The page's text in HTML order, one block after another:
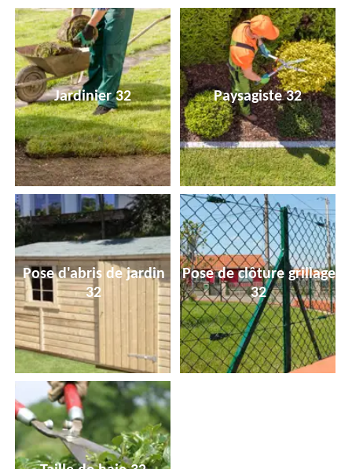
Jardinier 32 Paysagiste 32
Pose d'abris de jardin
32
Pose de clôture grillage
32